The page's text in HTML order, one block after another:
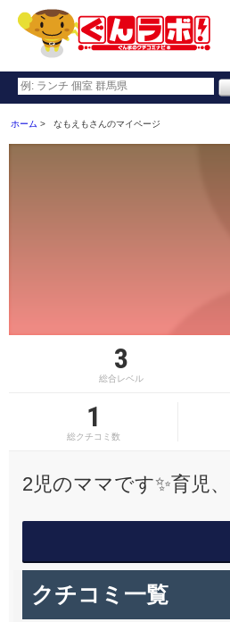
ホーム なもえもさんのマイページ
3
総合レベル
1
総クチコミ数
2児のママです✨育児
クチコミ一覧